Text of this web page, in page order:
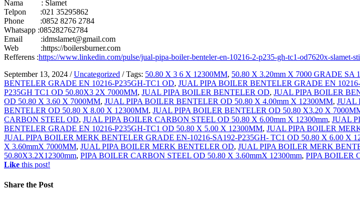
Nama : Slamet
Telpon :021 35295862
Phone :0852 8276 2784
Whatsapp :085282762784
Email :idmslamet@gmail.com
Web :https://boilersburner.com
Refferens :https://www.linkedin.com/pulse/jual-pipa-boiler-benteler-en-10216-2-p235-gh-tc1-od7620x-slamet-
September 13, 2024 / Uncategorized / Tags: 50.80 X 3 6 X 12300MM, 50.80 X 3.20mm X 7000 GRADE SA
BENTELER GRADE EN 10216-P235GH-TC1 OD, JUAL PIPA BOILER BENTELER GRADE EN
P235GH TC1 OD 50.80X3 2X 7000MM, JUAL PIPA BOILER BENTELER OD, JUAL PIPA BOILER
OD 50.80 X 3.60 X 7000MM, JUAL PIPA BOILER BENTELER OD 50.80 X 4.00mm X 12300MM, JUAL
BENTELER OD 50.80 X 8.00 X 12300MM, JUAL PIPA BOILER BENTELER OD 50.80 X3.20 X
CARBON STEEL OD, JUAL PIPA BOILER CARBON STEEL OD 50.80 X 6.00mm X 12300mm, JUAL
BENTELER GRADE EN 10216-P235GH-TC1 OD 50.80 X 5.00 X 12300MM, JUAL PIPA BOILER
JUAL PIPA BOILER MERK BENTELER GRADE EN-10216-SA192-P235GH- TC1 OD 50.80 X 6.00 X
X 3.60mmX 7000MM, JUAL PIPA BOILER MERK BENTELER OD, JUAL PIPA BOILER MERK
50.80X3.2X12300mm, PIPA BOILER CARBON STEEL OD 50.80 X 3.60mmX 12300mm, PIPA BOILER
Like this post!
Share the Post